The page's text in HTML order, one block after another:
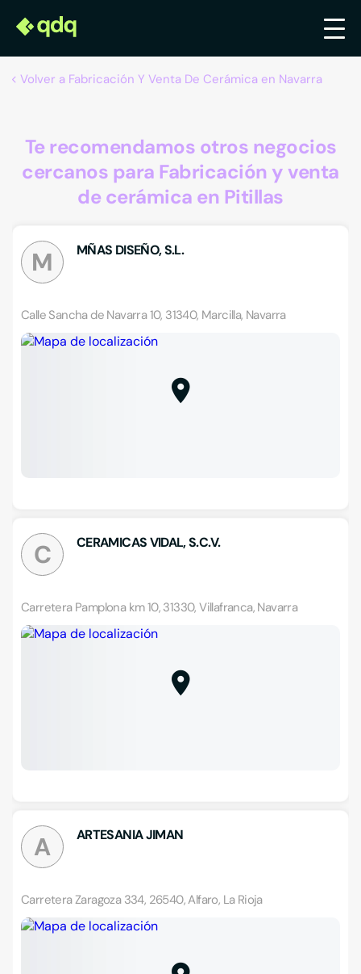
Volver a Fabricación Y Venta De Cerámica en Navarra
Te recomendamos otros negocios
cercanos para Fabricación y venta
de cerámica en Pitillas
M MÑAS DISEÑO, S.L.
Calle Sancha de Navarra 10, 31340, Marcilla, Navarra
C CERAMICAS VIDAL, S.C.V.
Carretera Pamplona km 10, 31330, Villafranca, Navarra
A ARTESANIA JIMAN
Carretera Zaragoza 334, 26540, Alfaro, La Rioja